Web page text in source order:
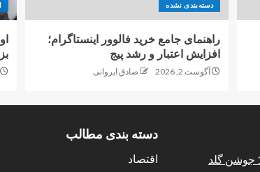
دسته‌بندی نشده
راهنمای جامع خرید فالوور اینستاگرام؛
افزایش اعتبار و رشد پیج
آگوست 2, 2026 صادق ایروانی
دسته بندی مطالب
اقتصاد